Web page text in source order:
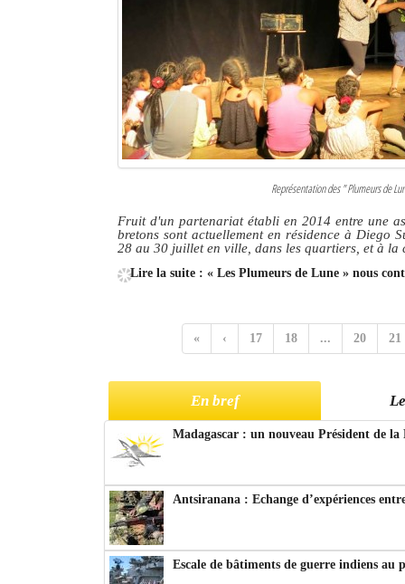
Représentation des " Plumeurs de
Fruit d'un partenariat établi en 2014 entre une
bretons sont actuellement en résidence à Diego
28 au 30 juillet en ville, dans les quartiers, et à la
Lire la suite : « Les Plumeurs de Lune » nous
« ‹ 17 18 ... 20 21
En bref
Madagascar : un nouveau Président de
Antsiranana : Echange d’expériences
Escale de bâtiments de guerre indiens au